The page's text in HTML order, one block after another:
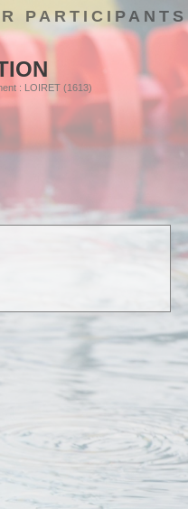
PARTICIPANTS
: LOIRET (1613)